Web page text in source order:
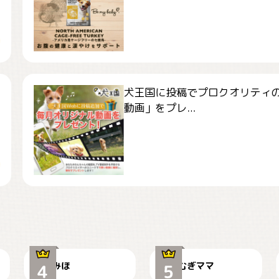
犬王国に投稿でプロクオリティ
動画」をプレ...
みほ むぎママ